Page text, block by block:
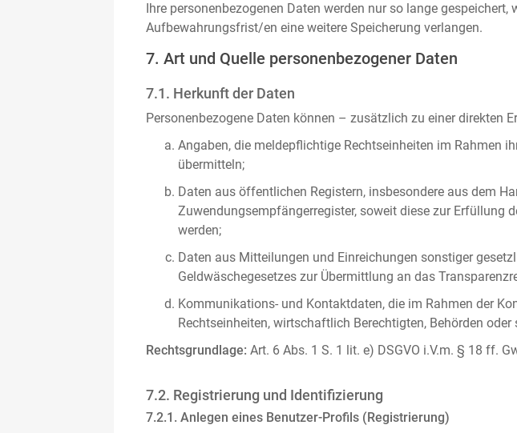
Ihre personenbezogenen Daten werden nur so lange
Aufbewahrungsfrist/en eine weitere Speicherung verlangen.
7. Art und Quelle personenbezogener Daten
7.1. Herkunft der Daten
Personenbezogene Daten können – zusätzlich zu einer direkten
Angaben, die meldepflichtige Rechtseinheiten im Rahmen
übermitteln;
Daten aus öffentlichen Registern, insbesondere aus dem
Zuwendungsempfängerregister, soweit diese zur Erfüllung
werden;
Daten aus Mitteilungen und Einreichungen sonstiger
Geldwäschegesetzes zur Übermittlung an das
Kommunikations- und Kontaktdaten, die im Rahmen der
Rechtseinheiten, wirtschaftlich Berechtigten, Behörden
Rechtsgrundlage: Art. 6 Abs. 1 S. 1 lit. e) DSGVO i.V.m. § 18 ff.
7.2. Registrierung und Identifizierung
7.2.1. Anlegen eines Benutzer-Profils (Registrierung)